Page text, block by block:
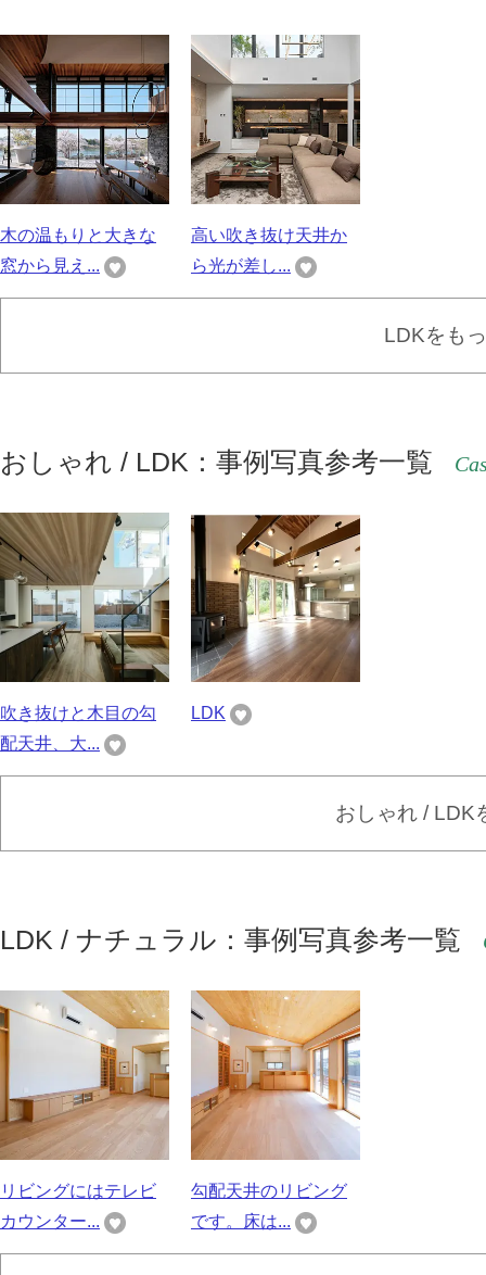
木の温もりと大きな
窓から見え...
高い吹き抜け天井か
ら光が差し...
LDKをも
おしゃれ / LDK：事例写真参考一覧
吹き抜けと木目の勾
配天井、大...
LDK
おしゃれ / LDK
LDK / ナチュラル：事例写真参考一覧
リビングにはテレビ
カウンター...
勾配天井のリビング
です。床は...